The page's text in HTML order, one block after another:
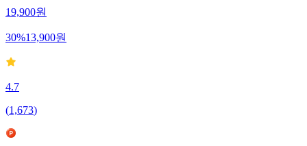
19,900원
30%13,900원
4.7
(1,673)